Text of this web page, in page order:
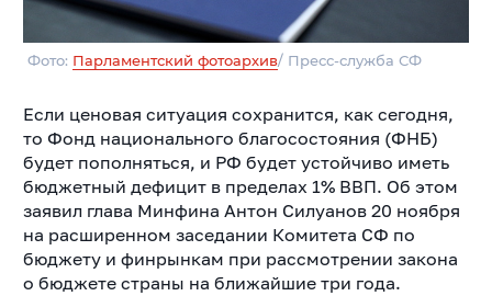
Фото: Парламентский фотоархив/ Пресс-служба СФ
Если ценовая ситуация сохранится, как сегодня,
то Фонд национального благосостояния (ФНБ)
будет пополняться, и РФ будет устойчиво иметь
бюджетный дефицит в пределах 1% ВВП. Об этом
заявил глава Минфина Антон Силуанов 20 ноября
на расширенном заседании Комитета СФ по
бюджету и финрынкам при рассмотрении закона
о бюджете страны на ближайшие три года.